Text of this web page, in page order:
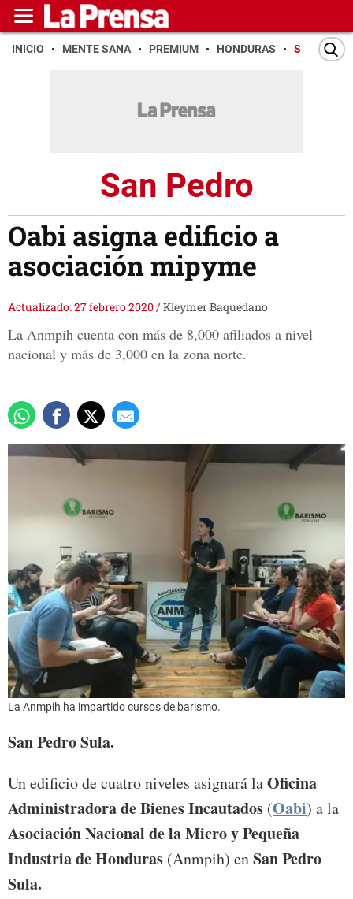
INICIO MENTE SANA PREMIUM HONDURAS SAN PEDRO
San Pedro
Oabi asigna edificio a
asociación mipyme
Actualizado: 27 febrero 2020/Kleymer Baquedano
La Anmpih cuenta con más de 8,000 afiliados a nivel
nacional y más de 3,000 en la zona norte.
La Anmpih ha impartido cursos de barismo.
San Pedro Sula.
Un edificio de cuatro niveles asignará laOficina
Administradora de Bienes Incautados (Oabi) a la
Asociación Nacional de la Micro y Pequeña
Industria de Honduras (Anmpih) enSan Pedro
Sula.